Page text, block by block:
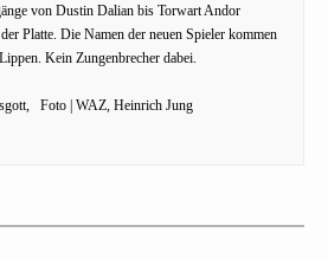
von Dustin Dalian bis Torwart Andor
Platte. Die Namen der neuen Spieler kommen
Kein Zungenbrecher dabei.
Foto | WAZ, Heinrich Jung